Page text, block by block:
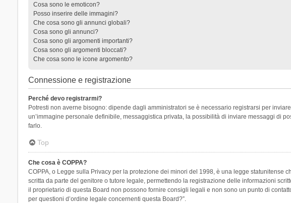
Cosa sono le emoticon?
Posso inserire delle immagini?
Che cosa sono gli annunci globali?
Cosa sono gli annunci?
Cosa sono gli argomenti importanti?
Cosa sono gli argomenti bloccati?
Che cosa sono le icone argomento?
Connessione e registrazione
Perché devo registrarmi?
Potresti non averne bisogno: dipende dagli amministratori se è necessario registrarsi per
un’immagine personale definibile, messaggistica privata, la possibilità di inviare messaggi di
farlo.
Top
Che cosa è COPPA?
COPPA, o Legge sulla Privacy per la protezione dei minori del 1998, è una legge
scritta da parte del genitore o tutore legale, permettendo la registrazione delle informazioni
il proprietario di questa Board non possono fornire consigli legali e non sono un punto di
per questioni d’ordine legale concernenti questa Board?”.